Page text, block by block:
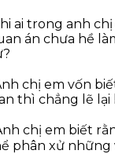
ai trong anh
án chưa hề
chị em vốn
thì chẳng lẽ
chị em biết
phân xử những